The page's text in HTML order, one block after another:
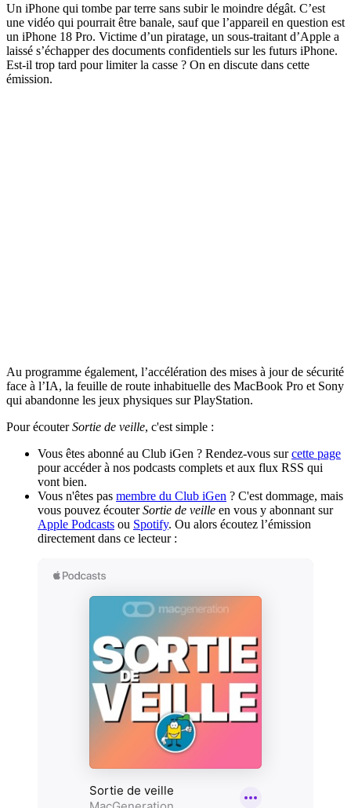
Un iPhone qui tombe par terre sans subir le moindre dégât. C’est
une vidéo qui pourrait être banale, sauf que l’appareil en question est
un iPhone 18 Pro. Victime d’un piratage, un sous-traitant d’Apple a
laissé s’échapper des documents confidentiels sur les futurs iPhone.
Est-il trop tard pour limiter la casse ? On en discute dans cette
émission.
Au programme également, l’accélération des mises à jour de sécurité
face à l’IA, la feuille de route inhabituelle des MacBook Pro et Sony
qui abandonne les jeux physiques sur PlayStation.
Pour écouterSortie de veille, c'est simple :
Vous êtes abonné au Club iGen ? Rendez-vous surcette page
pour accéder à nos podcasts complets et aux flux RSS qui
vont bien.
Vous n'êtes pas membre du Club iGen ? C'est dommage, mais
vous pouvez écouterSortie de veille en vous y abonnant sur
Apple Podcasts ou Spotify. Ou alors écoutez l’émission
directement dans ce lecteur :